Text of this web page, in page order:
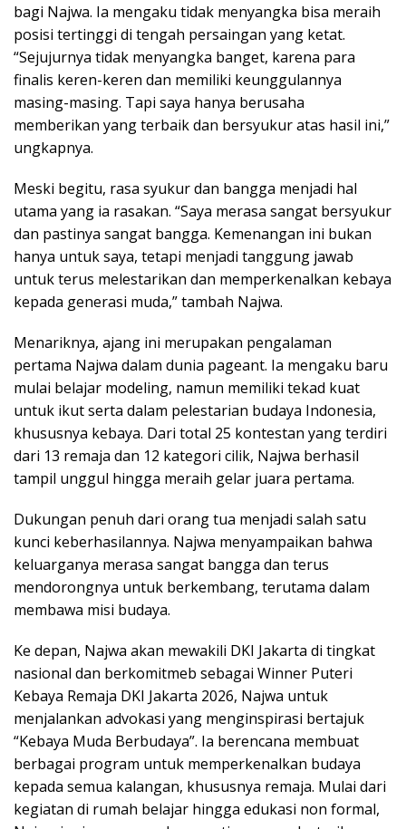
bagi Najwa. Ia mengaku tidak menyangka bisa meraih
posisi tertinggi di tengah persaingan yang ketat.
“Sejujurnya tidak menyangka banget, karena para
finalis keren-keren dan memiliki keunggulannya
masing-masing. Tapi saya hanya berusaha
memberikan yang terbaik dan bersyukur atas hasil ini,”
ungkapnya.
Meski begitu, rasa syukur dan bangga menjadi hal
utama yang ia rasakan. “Saya merasa sangat bersyukur
dan pastinya sangat bangga. Kemenangan ini bukan
hanya untuk saya, tetapi menjadi tanggung jawab
untuk terus melestarikan dan memperkenalkan kebaya
kepada generasi muda,” tambah Najwa.
Menariknya, ajang ini merupakan pengalaman
pertama Najwa dalam dunia pageant. Ia mengaku baru
mulai belajar modeling, namun memiliki tekad kuat
untuk ikut serta dalam pelestarian budaya Indonesia,
khususnya kebaya. Dari total 25 kontestan yang terdiri
dari 13 remaja dan 12 kategori cilik, Najwa berhasil
tampil unggul hingga meraih gelar juara pertama.
Dukungan penuh dari orang tua menjadi salah satu
kunci keberhasilannya. Najwa menyampaikan bahwa
keluarganya merasa sangat bangga dan terus
mendorongnya untuk berkembang, terutama dalam
membawa misi budaya.
Ke depan, Najwa akan mewakili DKI Jakarta di tingkat
nasional dan berkomitmeb sebagai Winner Puteri
Kebaya Remaja DKI Jakarta 2026, Najwa untuk
menjalankan advokasi yang menginspirasi bertajuk
“Kebaya Muda Berbudaya”. Ia berencana membuat
berbagai program untuk memperkenalkan budaya
kepada semua kalangan, khususnya remaja. Mulai dari
kegiatan di rumah belajar hingga edukasi non formal,